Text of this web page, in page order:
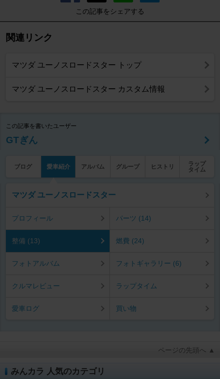
この記事をシェアする
関連リンク
マツダ ユーノスロードスター トップ
マツダ ユーノスロードスター カスタム情報
この記事を書いたユーザー
GTぎん
ブログ 愛車紹介 アルバム グループ ヒストリ
ラップ
タイム
マツダ ユーノスロードスター
プロフィール パーツ (14)
整備 (13) 燃費 (24)
フォトアルバム フォトギャラリー (6)
クルマレビュー ラップタイム
愛車ログ 買い物
ページの先頭へ ▲
みんカラ 人気のカテゴリ